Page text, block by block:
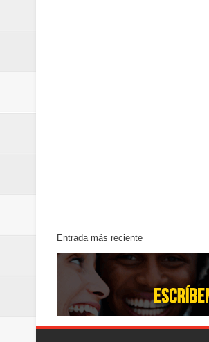
Entrada más reciente